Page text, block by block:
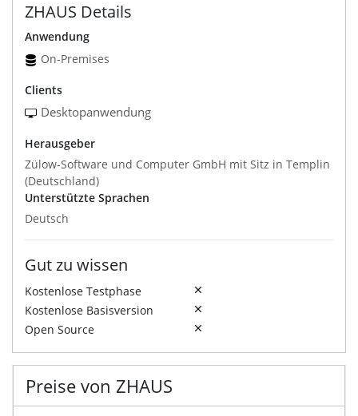
ZHAUS Details
Anwendung
On-Premises
Clients
Desktopanwendung
Herausgeber
Zülow-Software und Computer GmbH mit Sitz in Templin
(Deutschland)
Unterstützte Sprachen
Deutsch
Gut zu wissen
Kostenlose Testphase
Kostenlose Basisversion
Open Source
Preise von ZHAUS